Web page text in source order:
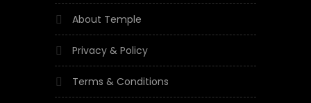
About Temple
Privacy & Policy
Terms & Conditions